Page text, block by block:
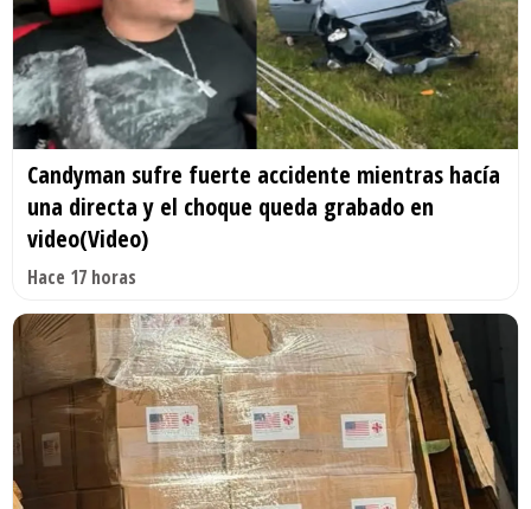
Candyman sufre fuerte accidente mientras hacía
una directa y el choque queda grabado en
video(Video)
Hace 17 horas